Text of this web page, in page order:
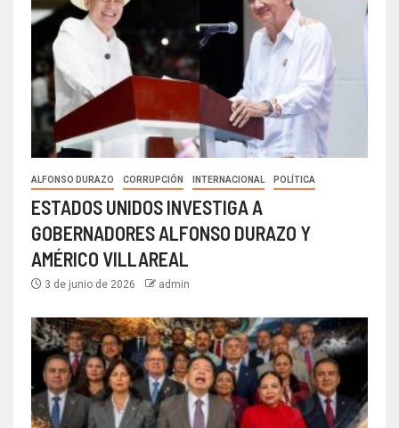
ALFONSO DURAZO CORRUPCIÓN INTERNACIONAL POLÍTICA
ESTADOS UNIDOS INVESTIGA A
GOBERNADORES ALFONSO DURAZO Y
AMÉRICO VILLAREAL
3 de junio de 2026 admin